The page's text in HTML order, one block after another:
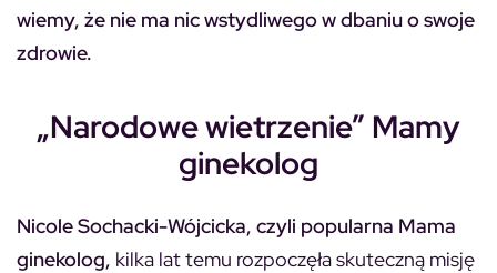
wiemy, że nie ma nic wstydliwego w dbaniu o swoje
zdrowie.
„Narodowe wietrzenie” Mamy
ginekolog
Nicole Sochacki-Wójcicka, czyli popularna Mama
ginekolog, kilka lat temu rozpoczęła skuteczną misję